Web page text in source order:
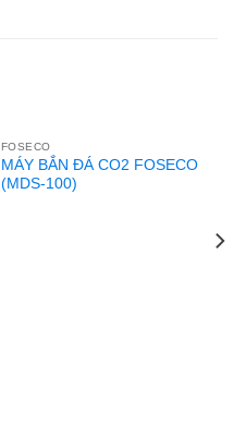
FOSECO
MÁY BẮN ĐÁ CO2 FOSECO
(MDS-100)